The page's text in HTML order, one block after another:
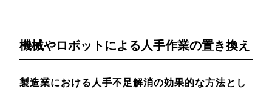
機械やロボットによる人手作業の置き換え
製造業における人手不足解消の効果的な方法とし